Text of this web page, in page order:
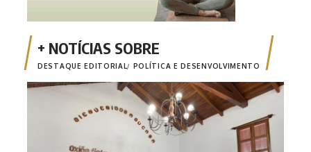
DESTAQUE EDITORIAL POLÍTICA E DESENVOLVIMENTO